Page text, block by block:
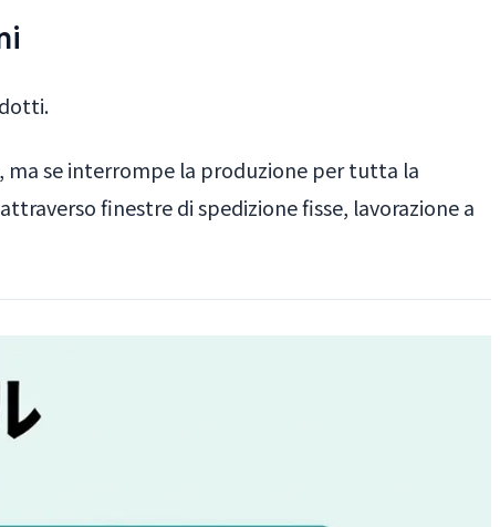
ma se interrompe la produzione per tutta la
finestre di spedizione fisse, lavorazione a